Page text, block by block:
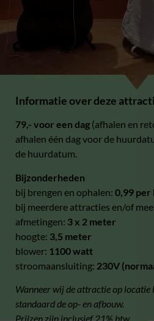
Informatie over deze
79,- voor een dag (afhalen en
afhalen één dag voor de
de huurdatum.
Bijzonderheden
bij brengen en ophalen: 0,99
bij meerdere attracties en/of
afmetingen: 3 x 2 meter
hoogte: 3,5 meter
blower: 1100 watt
stroomaansluiting: 230V
Wanneer wij de attractie op locatie
standaard de op- en afbouw.
Prijzen zijn inclusief 21% btw.